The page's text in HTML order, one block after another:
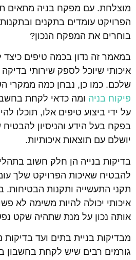
מוצלחת. עם מפקח בניה מתאים
הפרויקט עומדים בתקנים
בוחרים את המפקח הנכון?
במאמר זה נדון בכמה טיפים כיצד
איכותי שיוכל לספק שירותי בדיקה
שלכם. כמו כן, נבחן כמה ממקרי
פיקוח בניהומה כדאי לקחת
על ידי ביצוע טיפים אלו, תוכלו
בפקח בעל הידע והניסיון
יושלם עם תוצאות איכותיות.
בדיקות בנייה הן חלק חשוב בתהליך
להבטיח שאיכות הפרויקט שלך
תקני התעשייה ותקנות הבטיחות.
איכותי יכולה להיות משימה לא
אותה נכון על מנת שתהיה שקט
מבדיקות בניית בתים ועד בדיקות
גורמים רבים שיש לקחת בחשבון